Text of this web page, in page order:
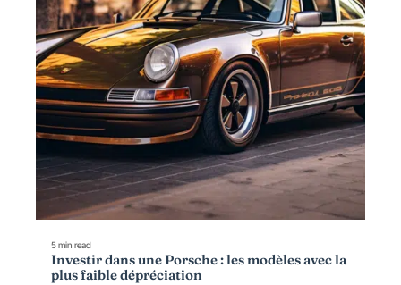
5 min read
Investir dans une Porsche : les modèles avec la
plus faible dépréciation